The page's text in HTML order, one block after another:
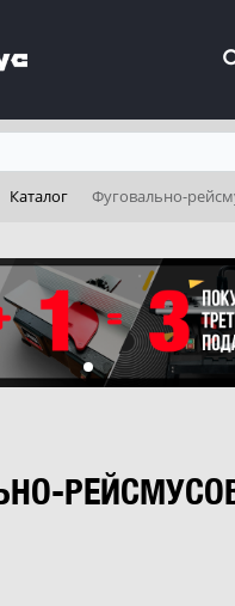
Каталог Фуговально-